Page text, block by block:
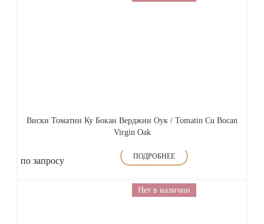
Виски Томатин Ку Бокан Верджин Оук / Tomatin Cu Bocan
Virgin Oak
по запросу ПОДРОБНЕЕ
Нет в наличии